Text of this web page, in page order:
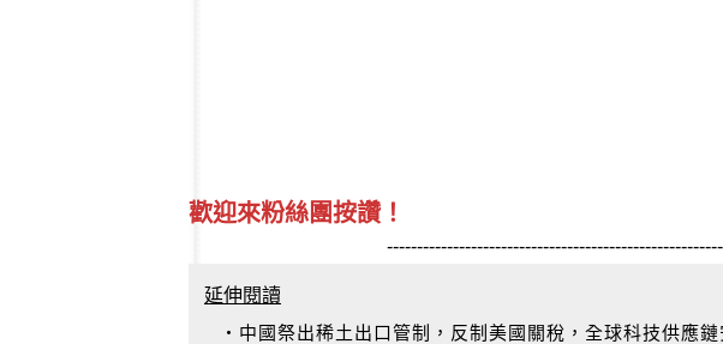
歡迎來粉絲團按讚！
延伸閱讀
‧中國祭出稀土出口管制，反制美國關稅，全球科技供應鏈